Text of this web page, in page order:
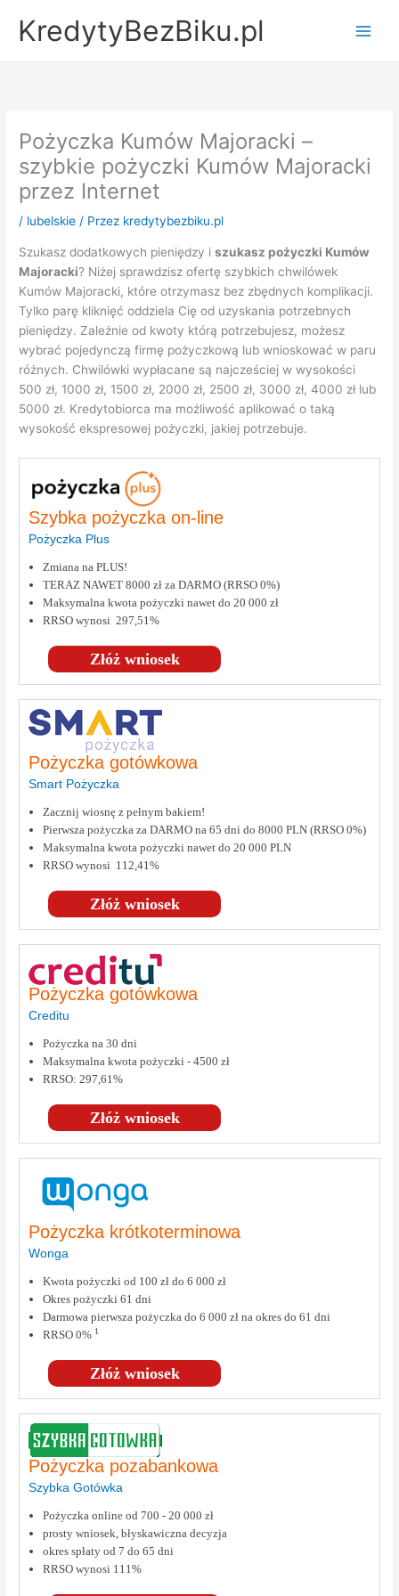
KredytyBezBiku.pl
Pożyczka Kumów Majoracki –
szybkie pożyczki Kumów Majoracki
przez Internet
/ lubelskie / Przez kredytybezbiku.pl
Szukasz dodatkowych pieniędzy iszukasz pożyczki Kumów
Majoracki? Niżej sprawdzisz ofertę szybkich chwilówek
Kumów Majoracki, które otrzymasz bez zbędnych komplikacji.
Tylko parę kliknięć oddziela Cię od uzyskania potrzebnych
pieniędzy. Zależnie od kwoty którą potrzebujesz, możesz
wybrać pojedynczą firmę pożyczkową lub wnioskować w paru
różnych. Chwilówki wypłacane są najcześciej w wysokości
500 zł, 1000 zł, 1500 zł, 2000 zł, 2500 zł, 3000 zł, 4000 zł lub
5000 zł. Kredytobiorca ma możliwość aplikować o taką
wysokość ekspresowej pożyczki, jakiej potrzebuje.
Szybka pożyczka on-line
Pożyczka Plus
Złóż wniosek
Zmiana na PLUS!
TERAZ NAWET 8000 zł za DARMO (RRSO 0%)
Maksymalna kwota pożyczki nawet do 20 000 zł
RRSO wynosi 297,51%
Pożyczka gotówkowa
Smart Pożyczka
Złóż wniosek
Zacznij wiosnę z pełnym bakiem!
Pierwsza pożyczka za DARMO na 65 dni do 8000 PLN (RRSO 0%)
Maksymalna kwota pożyczki nawet do 20 000 PLN
RRSO wynosi 112,41%
Pożyczka gotówkowa
Creditu
Złóż wniosek
Pożyczka na 30 dni
Maksymalna kwota pożyczki - 4500 zł
RRSO: 297,61%
Pożyczka krótkoterminowa
Wonga
Złóż wniosek
Kwota pożyczki od 100 zł do 6 000 zł
Okres pożyczki 61 dni
Darmowa pierwsza pożyczka do 6 000 zł na okres do 61 dni
RRSO 0% 1
Pożyczka pozabankowa
Szybka Gotówka
Pożyczka online od 700 - 20 000 zł
prosty wniosek, błyskawiczna decyzja
okres spłaty od 7 do 65 dni
RRSO wynosi 111%